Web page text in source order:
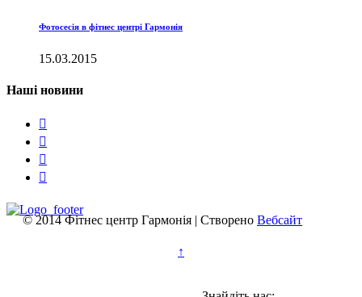
Фотосесія в фітнес центрі Гармонія
15.03.2015
Наші новини




© 2014 Фітнес центр Гармонія | Створено Вебсайт
↑